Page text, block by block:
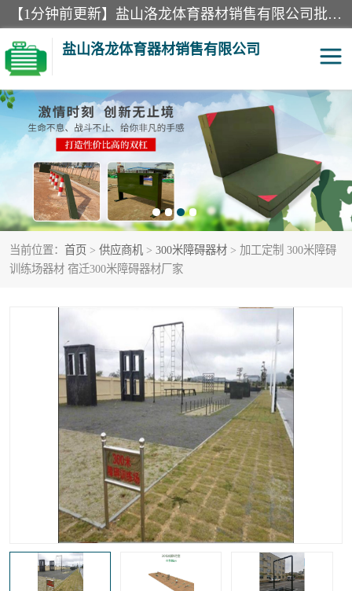
【1分钟前更新】盐山洛龙体育器材销售有限公司批量供应：300米障碍器材、400米障碍器材、部队训练器材、双杠、体操垫、舞蹈把杆等产品。盐山洛龙体育器材销售有限公司经过多年的发展，集研发，生产，销售，售后服务为一体. 奉行“质量，信誉，服务”的宗旨，以开拓创新的精神和真诚守信的态度积极进取。
盐山洛龙体育器材销售有限公司
当前位置： 首页 > 供应商机 > 300米障碍器材 > 加工定制 300米障碍
训练场器材 宿迁300米障碍器材厂家
单双杠 舞蹈把杆
400米障碍器材 体操垫
300米障碍器材 攀爬架
塑胶跑道 400米障碍器材1